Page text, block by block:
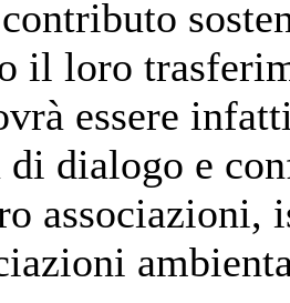
il loro
essere
di dialogo e